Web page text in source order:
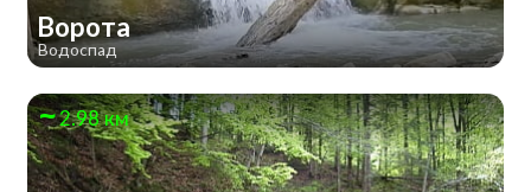
Ворота
Водоспад
2.98 км